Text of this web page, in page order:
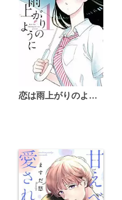
恋は雨上がりのように